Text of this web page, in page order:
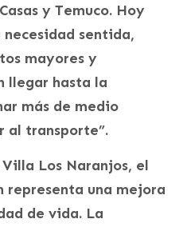
y Temuco. Hoy
necesidad sentida,
mayores y
llegar hasta la
más de medio
al transporte”.
Los Naranjos, el
representa una mejora
de vida. La